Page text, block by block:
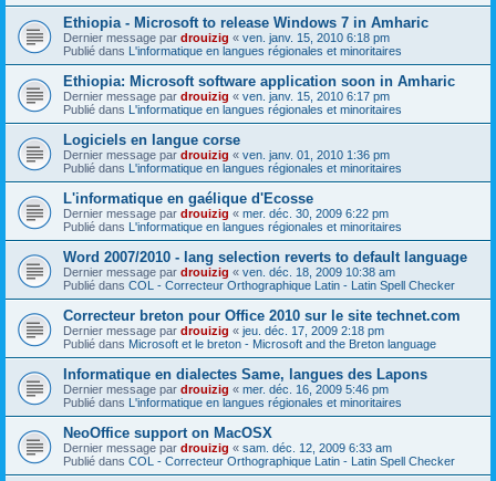
Ethiopia - Microsoft to release Windows 7 in Amharic
Dernier message par drouizig « ven. janv. 15, 2010 6:18 pm
Publié dans L'informatique en langues régionales et minoritaires
Ethiopia: Microsoft software application soon in Amharic
Dernier message par drouizig « ven. janv. 15, 2010 6:17 pm
Publié dans L'informatique en langues régionales et minoritaires
Logiciels en langue corse
Dernier message par drouizig « ven. janv. 01, 2010 1:36 pm
Publié dans L'informatique en langues régionales et minoritaires
L'informatique en gaélique d'Ecosse
Dernier message par drouizig « mer. déc. 30, 2009 6:22 pm
Publié dans L'informatique en langues régionales et minoritaires
Word 2007/2010 - lang selection reverts to default language
Dernier message par drouizig « ven. déc. 18, 2009 10:38 am
Publié dans COL - Correcteur Orthographique Latin - Latin Spell Checker
Correcteur breton pour Office 2010 sur le site technet.com
Dernier message par drouizig « jeu. déc. 17, 2009 2:18 pm
Publié dans Microsoft et le breton - Microsoft and the Breton language
Informatique en dialectes Same, langues des Lapons
Dernier message par drouizig « mer. déc. 16, 2009 5:46 pm
Publié dans L'informatique en langues régionales et minoritaires
NeoOffice support on MacOSX
Dernier message par drouizig « sam. déc. 12, 2009 6:33 am
Publié dans COL - Correcteur Orthographique Latin - Latin Spell Checker